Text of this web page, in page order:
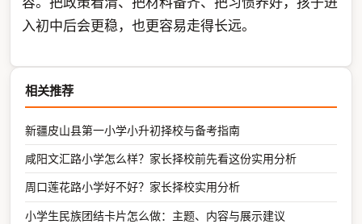
入初中后会更稳，也更容易走得长远。
相关推荐
新疆皮山县第一小学小升初择校与备考指南
咸阳文汇路小学怎么样？家长择校前先看这份实用分析
周口莲花路小学好不好？家长择校实用分析
小学生民族团结卡片怎么做：主题、内容与展示建议